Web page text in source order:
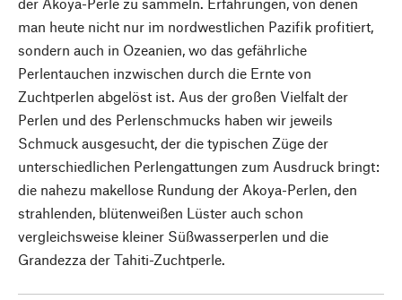
man heute nicht nur im nordwestlichen Pazifik profitiert,
sondern auch in Ozeanien, wo das gefährliche
Perlentauchen inzwischen durch die Ernte von
Zuchtperlen abgelöst ist. Aus der großen Vielfalt der
Perlen und des Perlenschmucks haben wir jeweils
Schmuck ausgesucht, der die typischen Züge der
unterschiedlichen Perlengattungen zum Ausdruck bringt:
die nahezu makellose Rundung der Akoya-Perlen, den
strahlenden, blütenweißen Lüster auch schon
vergleichsweise kleiner Süßwasserperlen und die
Grandezza der Tahiti-Zuchtperle.